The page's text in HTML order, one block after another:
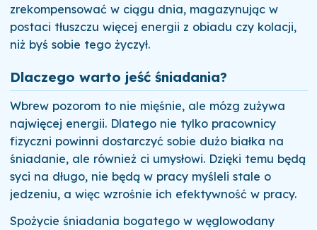
zrekompensować w ciągu dnia, magazynując w
postaci tłuszczu więcej energii z obiadu czy kolacji,
niż byś sobie tego życzył.
Dlaczego warto jeść śniadania?
Wbrew pozorom to nie mięśnie, ale mózg zużywa
najwięcej energii. Dlatego nie tylko pracownicy
fizyczni powinni dostarczyć sobie dużo białka na
śniadanie, ale również ci umysłowi. Dzięki temu będą
syci na długo, nie będą w pracy myśleli stale o
jedzeniu, a więc wzrośnie ich efektywność w pracy.
Spożycie śniadania bogatego w węglowodany